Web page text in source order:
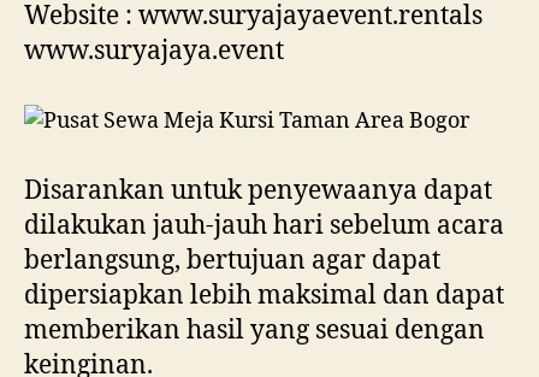
Website : www.suryajayaevent.rentals
www.suryajaya.event
Disarankan untuk penyewaanya dapat
dilakukan jauh-jauh hari sebelum acara
berlangsung, bertujuan agar dapat
dipersiapkan lebih maksimal dan dapat
memberikan hasil yang sesuai dengan
keinginan.